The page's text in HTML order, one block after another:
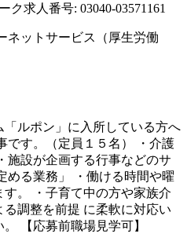
ク求人番号: 03040-03571161
ネットサービス（厚生労働
ルポン」に入所している方へ
です。（定員１５名） ・介護
施設が企画する行事などのサ
める業務」 ・働ける時間や曜
。 ・子育て中の方や家族介
調整を前提 に柔軟に対応い
【応募前職場見学可】